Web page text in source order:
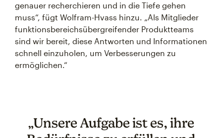
genauer recherchieren und in die Tiefe gehen
muss“, fügt Wolfram-Hvass hinzu. „Als Mitglieder
funktionsbereichsübergreifender Produktteams
sind wir bereit, diese Antworten und Informationen
schnell einzuholen, um Verbesserungen zu
ermöglichen.“
„Unsere Aufgabe ist es, ihre